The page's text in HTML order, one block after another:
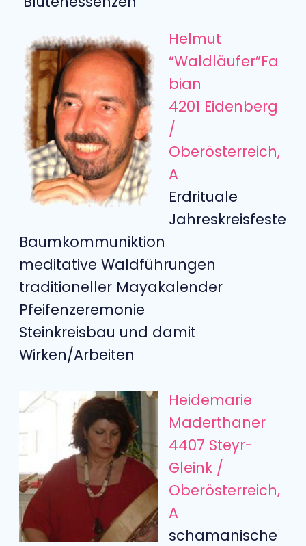
Helmut
“Waldläufer”Fa
bian
4201 Eidenberg
/
Oberösterreich,
A
Erdrituale
Jahreskreisfeste
Baumkommuniktion
meditative Waldführungen
traditioneller Mayakalender
Pfeifenzeremonie
Steinkreisbau und damit
Wirken/Arbeiten
Heidemarie
Maderthaner
4407 Steyr-
Gleink /
Oberösterreich,
A
schamanische